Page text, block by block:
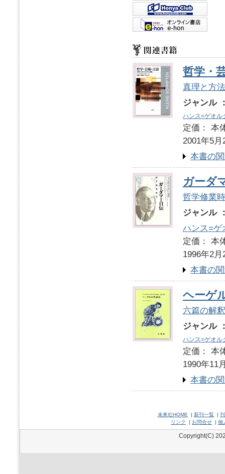
哲学・
真理と方
ジャンル
ハンス=ゲオル
定価：
2001年5月
本書の
ガーダ
哲学修業
ジャンル
ハンス=ゲ
定価：
1996年2月
本書の
ヘーゲ
六篇の解
ジャンル
ハンス=ゲオル
定価：
1990年11
本書の
未來社HOME | 新刊一覧 |
リンク
| お問合せ | 個
Copyright(C)